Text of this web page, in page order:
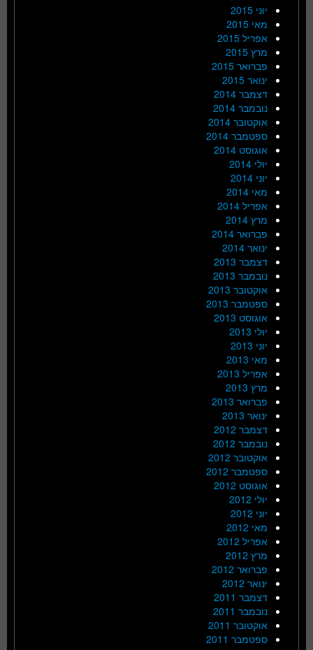
יוני 2015
מאי 2015
אפריל 2015
מרץ 2015
פברואר 2015
ינואר 2015
דצמבר 2014
נובמבר 2014
אוקטובר 2014
ספטמבר 2014
אוגוסט 2014
יולי 2014
יוני 2014
מאי 2014
אפריל 2014
מרץ 2014
פברואר 2014
ינואר 2014
דצמבר 2013
נובמבר 2013
אוקטובר 2013
ספטמבר 2013
אוגוסט 2013
יולי 2013
יוני 2013
מאי 2013
אפריל 2013
מרץ 2013
פברואר 2013
ינואר 2013
דצמבר 2012
נובמבר 2012
אוקטובר 2012
ספטמבר 2012
אוגוסט 2012
יולי 2012
יוני 2012
מאי 2012
אפריל 2012
מרץ 2012
פברואר 2012
ינואר 2012
דצמבר 2011
נובמבר 2011
אוקטובר 2011
ספטמבר 2011